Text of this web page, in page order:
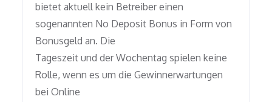
bietet aktuell kein Betreiber einen
sogenannten No Deposit Bonus in Form von
Bonusgeld an. Die
Tageszeit und der Wochentag spielen keine
Rolle, wenn es um die Gewinnerwartungen
bei Online